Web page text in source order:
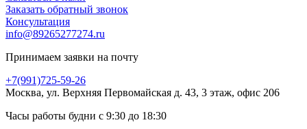
Заказать обратный звонок
Консультация
info@89265277274.ru
Принимаем заявки на почту
+7(991)725-59-26
Москва, ул. Верхняя Первомайская д. 43, 3 этаж, офис 206
Часы работы будни с 9:30 до 18:30